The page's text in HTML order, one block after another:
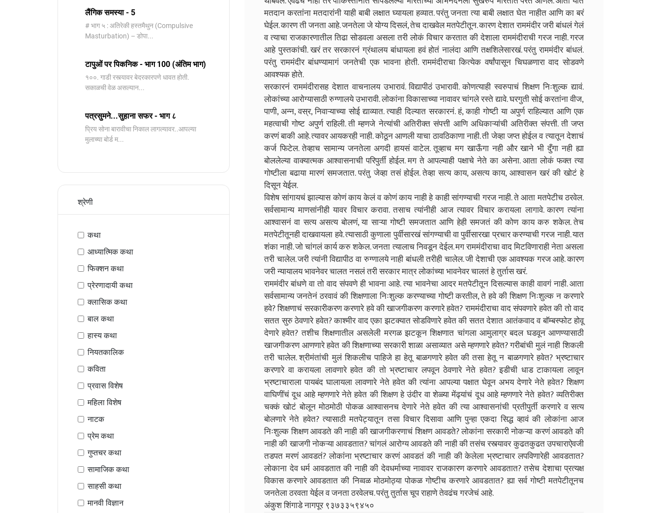
लैंगिक समस्या - 5
# भाग ५ : अतिरेकी हस्तमैथुन (Compulsive
Masturbation) – डोपा...
टापुओं पर पिकनिक - भाग 100 (अंतिम भाग)
१००. गाडी रस्त्यावर बेदरकारपणे धावत होती.
सकाळची वेळ असल्यान...
पत्रसुमने...सुहाना सफर - भाग ८
प्रिय सोना बारावीचा निकाल लागल्यावर..आपल्या
मुलाच्या बोर्ड म...
श्रेणी
कथा
आध्यात्मिक कथा
फिक्शन कथा
प्रेरणादायी कथा
क्लासिक कथा
बाल कथा
हास्य कथा
नियतकालिक
कविता
प्रवास विशेष
महिला विशेष
नाटक
प्रेम कथा
गुप्तचर कथा
सामाजिक कथा
साहसी कथा
मानवी विज्ञान
मतदान करतांना मतदारांनी याही बाबी लक्षात घ्यायला हव्यात. परंतु जनता त्या बाबी लक्षात घेत नाहीत आणि का बरं
घेईल. कारण ती जनता आहे. जनतेला जे योग्य दिसलं, तेच दाखवेल मतपेटीतून. कारण देशात राममंदीर जरी बांधलं गेलं
व त्याचा राजकारणातील तिढा सोडवला असला तरी लोकं विचार करतात की देशाला राममंदीराची गरज नाही. गरज
आहे पुस्तकांची. खरं तर सरकारनं ग्रंथालय बांधायला हवं होतं नालंदा आणि तक्षशिलेसारखं. परंतु राममंदीर बांधलं.
परंतु राममंदीर बांधण्यामागं जनतेची एक भावना होती. राममंदीराचा कित्येक वर्षांपासून चिघळणारा वाद सोडवणे
आवश्यक होते.
सरकारनं राममंदीरासह देशात वाचनालय उभारावं. विद्यापीठं उभारावी. कोणत्याही स्वरुपाचं शिक्षण निःशुल्क द्यावं.
लोकांच्या आरोग्यासाठी रुग्णालये उभारावी. लोकांना विकासाच्या नावावर चांगले रस्ते द्यावे. घरगुती सोई करतांना वीज,
पाणी, अन्न, वस्र, निवाऱ्याच्या सोई द्याव्यात. त्याही दिल्यात सरकारनं. हं, काही गोष्टी या अपुर्ण राहिल्यात आणि एक
महत्वाची गोष्ट अपुर्ण राहिली. ती म्हणजे नेत्यांची अतिरीक्त संपत्ती आणि अधिकाऱ्यांची अतिरीक्त संपत्ती. ती जप्त
करणं बाकी आहे. त्यावर आयकरही नाही. कोठून आणली याचा ठावठिकाणा नाही. ती जेव्हा जप्त होईल व त्यातून देशाचं
कर्ज फिटेल. तेव्हाच सामान्य जनतेला अगदी हायसं वाटेल. तूव्हाच मग खाऊँगा नही और खाने भी दुँगा नही ह्या
बोललेल्या वाक्यात्मक आश्वासनाची परिपुर्ती होईल. मग ते आपल्याही पक्षाचे नेते का असेना. आता लोकं फक्त त्या
गोष्टीला बढाया मारणं समजतात. परंतु जेव्हा तसं होईल. तेव्हा सत्य काय, असत्य काय, आश्वासन खरं की खोटं हे
दिसून येईल.
विशेष सांगायचं झाल्यास कोणं काय केलं व कोणं काय नाही हे काही सांगण्याची गरज नाही. ते आता मतपेटीच ठरवेल.
सर्वसामान्य माणसांनीही यावर विचार करावा. तसाच त्यांनीही आज त्यावर विचार करायला लागावे. कारण त्यांना
आश्वासनं वा सत्य असत्य बोलणं, या साऱ्या गोष्टी समजतात आणि हेही समजतं की कोण काय करु शकेल. तेच
मतपेटीतूनही दाखवायला हवे. त्यासाठी कुणाला पुर्वीसारखं सांगण्याची वा पुर्वीसारखा प्रचार करण्याची गरज नाही. यात
शंका नाही. जो चांगलं कार्य करु शकेल. जनता त्यालाच निवडून देईल. मग राममंदीराचा वाद मिटविणाराही नेता असला
तरी चालेल. जरी त्यांनी विद्यापीठ वा रुग्णालये नाही बांधली तरीही चालेल. जी देशाची एक आवश्यक गरज आहे. कारण
जरी न्यायालय भावनेवर चालत नसलं तरी सरकार मात्र लोकांच्या भावनेवर चालतं हे तुर्तास खरं.
राममंदीर बांधणे वा तो वाद संपवणे ही भावना आहे. त्या भावनेचा आदर मतपेटीतून दिसल्यास काही वावगं नाही. आता
सर्वसामान्य जनतेनं ठरवावं की शिक्षणाला निःशुल्क करण्याच्या गोष्टी करतील, ते हवे की शिक्षण निःशुल्क न करणारे
हवे? शिक्षणाचं सरकारीकरण करणारे हवे की खाजगीकरण करणारे हवेत? राममंदीराचा वाद संपवणारे हवेत की तो वाद
सतत सुरु ठेवणारे हवेत? काश्मीर वाद एका झटक्यात सोडविणारे हवेत की सतत देशात आतंकवाद व बॉम्बस्फोट होवू
देणारे हवेत? तशीच शिक्षणातील असलेली मरगळ झटकून शिक्षणात चांगला आमुलाग्र बदल घडवून आणण्यासाठी
खाजगीकरण आणणारे हवेत की शिक्षणाच्या सरकारी शाळा असाव्यात असे म्हणणारे हवेत? गरीबांची मुलं नाही शिकली
तरी चालेल. श्रीमंतांची मुलं शिकलीच पाहिजे हा हेतू बाळगणारे हवेत की तसा हेतू न बाळगणारे हवेत? भ्रष्टाचार
करणारे वा करायला लावणारे हवेत की तो भ्रष्टाचार लपवून ठेवणारे नेते हवेत? इडीची धाड टाकायला लावून
भ्रष्टाचाराला पायबंद घालायला लावणारे नेते हवेत की त्यांना आपल्या पक्षात घेवून अभय देणारे नेते हवेत? शिक्षण
वाघिणींचं दूध आहे म्हणणारे नेते हवेत की शिक्षण हे उंदीर वा शेळ्या मेंढ्यांचं दूध आहे म्हणणारे नेते हवेत? व्यतिरीक्त
चक्कं खोटं बोलून मोठमोठी पोकळ आश्वासनच देणारे नेते हवेत की त्या आश्वासनांची प्रतीपुर्ती करणारे व सत्य
बोलणारे नेते हवेत? त्यासाठी मतपेट्यातून तसा विचार दिसावा आणि पुन्हा एकदा सिद्ध व्हावं की लोकांना आज
निःशुल्क शिक्षण आवडते की नाही की खाजगीकरणाचं शिक्षण आवडते? लोकांना सरकारी नोकऱ्या करणं आवडते की
नाही की खाजगी नोकऱ्या आवडतात? चांगलं आरोग्य आवडते की नाही की तसंच रस्त्यावर कुढतकुढत उपचाराऐवजी
तडपत मरणं आवडतं? लोकांना भ्रष्टाचार करणं आवडतं की नाही की केलेला भ्रष्टाचार लपविणारेही आवडतात?
लोकाना देव धर्म आवडतात की नाही की देवधर्माच्या नावावर राजकारण करणारे आवडतात? तसेच देशाचा प्रत्यक्ष
विकास करणारे आवडतात की निव्वळ मोठमोठ्या पोकळ गोष्टीच करणारे आवडतात? ह्या सर्व गोष्टी मतपेटीतूनच
जनतेला ठरवता येईल व जनता ठरवेलच. परंतु तुर्तास चूप राहाणे तेवढंच गरजेचं आहे.
अंकुश शिंगाडे नागपूर ९३७३३५९४५०